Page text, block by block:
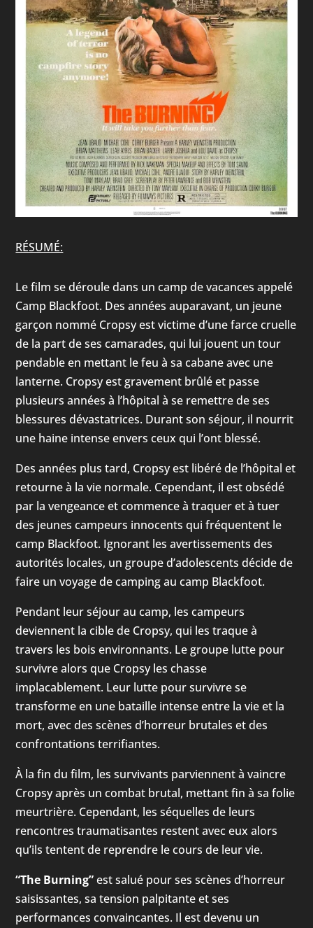
RÉSUMÉ:
Le film se déroule dans un camp de vacances appelé
Camp Blackfoot. Des années auparavant, un jeune
garçon nommé Cropsy est victime d’une farce cruelle
de la part de ses camarades, qui lui jouent un tour
pendable en mettant le feu à sa cabane avec une
lanterne. Cropsy est gravement brûlé et passe
plusieurs années à l’hôpital à se remettre de ses
blessures dévastatrices. Durant son séjour, il nourrit
une haine intense envers ceux qui l’ont blessé.
Des années plus tard, Cropsy est libéré de l’hôpital et
retourne à la vie normale. Cependant, il est obsédé
par la vengeance et commence à traquer et à tuer
des jeunes campeurs innocents qui fréquentent le
camp Blackfoot. Ignorant les avertissements des
autorités locales, un groupe d’adolescents décide de
faire un voyage de camping au camp Blackfoot.
Pendant leur séjour au camp, les campeurs
deviennent la cible de Cropsy, qui les traque à
travers les bois environnants. Le groupe lutte pour
survivre alors que Cropsy les chasse
implacablement. Leur lutte pour survivre se
transforme en une bataille intense entre la vie et la
mort, avec des scènes d’horreur brutales et des
confrontations terrifiantes.
À la fin du film, les survivants parviennent à vaincre
Cropsy après un combat brutal, mettant fin à sa folie
meurtrière. Cependant, les séquelles de leurs
rencontres traumatisantes restent avec eux alors
qu’ils tentent de reprendre le cours de leur vie.
“The Burning”est salué pour ses scènes d’horreur
saisissantes, sa tension palpitante et ses
performances convaincantes. Il est devenu un